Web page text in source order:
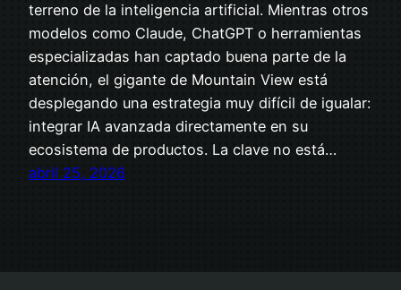
terreno de la inteligencia artificial. Mientras otros
modelos como Claude, ChatGPT o herramientas
especializadas han captado buena parte de la
atención, el gigante de Mountain View está
desplegando una estrategia muy difícil de igualar:
integrar IA avanzada directamente en su
ecosistema de productos. La clave no está…
abril 25, 2026